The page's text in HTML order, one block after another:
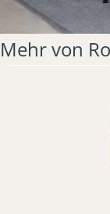
Mehr von